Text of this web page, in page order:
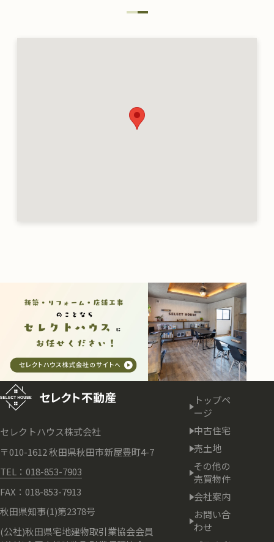
セレクトハウス株式会社
〒010-1612 秋田県秋田市新屋豊町4-7
TEL：018-853-7903
FAX：018-853-7913
秋田県知事(1)第2378号
(公社)秋田県宅地建物取引業協会会員
トップペ
ージ
中古住宅
売土地
その他の
売買物件
会社案内
お問い合
わせ